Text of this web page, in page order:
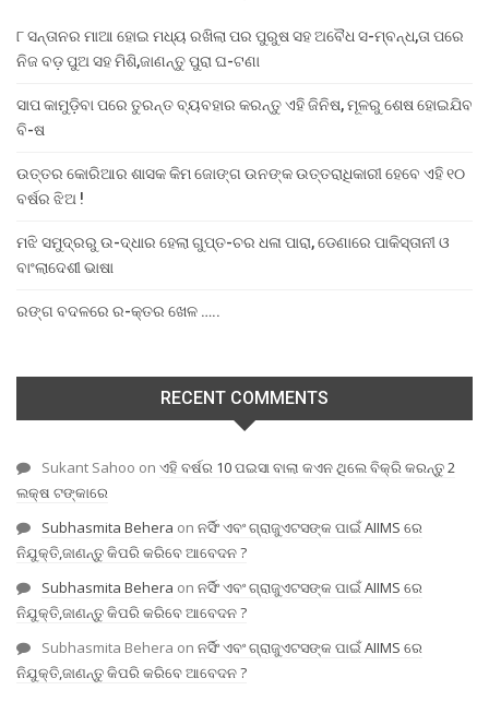
୮ ସନ୍ତାନର ମାଆ ହୋଇ ମଧ୍ୟ ରଖିଲା ପର ପୁରୁଷ ସହ ଅବୈଧ ସ-ମ୍ବନ୍ଧ,ତା ପରେ
ନିଜ ବଡ଼ ପୁଅ ସହ ମିଶି,ଜାଣନ୍ତୁ ପୁରା ଘ-ଟଣା
ସାପ କାମୁଡ଼ିବା ପରେ ତୁରନ୍ତ ବ୍ୟବହାର କରନ୍ତୁ ଏହି ଜିନିଷ, ମୂଳରୁ ଶେଷ ହୋଇଯିବ
ବି-ଷ
ଉତ୍ତର କୋରିଆର ଶାସକ କିମ ଜୋଙ୍ଗ ଉନଙ୍କ ଉତ୍ତରାଧିକାରୀ ହେବେ ଏହି ୧୦
ବର୍ଷର ଝିଅ !
ମଝି ସମୁଦ୍ରରୁ ଉ-ଦ୍ଧାର ହେଲା ଗୁପ୍ତ-ଚର ଧଳା ପାରା, ଡେଣାରେ ପାକିସ୍ତାନୀ ଓ
ବାଂଲାଦେଶୀ ଭାଷା
ରଙ୍ଗ ବଦଳରେ ର-କ୍ତର ଖେଳ …..
RECENT COMMENTS
Sukant Sahoo on ଏହି ବର୍ଷର 10 ପଇସା ବାଲା କଏନ ଥିଲେ ବିକ୍ରି କରନ୍ତୁ 2
ଲକ୍ଷ ଟଙ୍କାରେ
Subhasmita Behera on ନର୍ସିଂ ଏବଂ ଗ୍ରାଜୁଏଟସଙ୍କ ପାଇଁ AIIMS ରେ
ନିଯୁକ୍ତି,ଜାଣନ୍ତୁ କିପରି କରିବେ ଆବେଦନ ?
Subhasmita Behera on ନର୍ସିଂ ଏବଂ ଗ୍ରାଜୁଏଟସଙ୍କ ପାଇଁ AIIMS ରେ
ନିଯୁକ୍ତି,ଜାଣନ୍ତୁ କିପରି କରିବେ ଆବେଦନ ?
Subhasmita Behera on ନର୍ସିଂ ଏବଂ ଗ୍ରାଜୁଏଟସଙ୍କ ପାଇଁ AIIMS ରେ
ନିଯୁକ୍ତି,ଜାଣନ୍ତୁ କିପରି କରିବେ ଆବେଦନ ?